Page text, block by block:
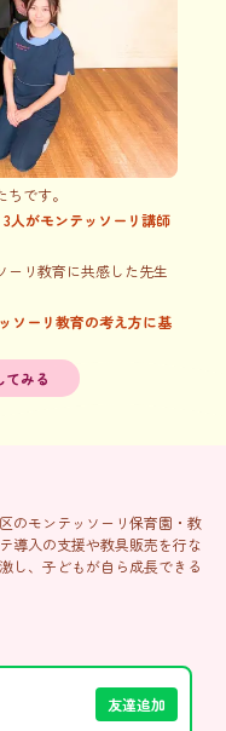
です。
3人がモンテッソーリ講師
ーリ教育に共感した先生
ソーリ教育の考え方に基
てみる
のモンテッソーリ保育園・教
導入の支援や教具販売を行な
し、子どもが自ら成長できる
友達追加